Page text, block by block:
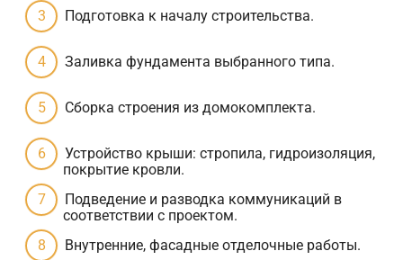
Подготовка к началу строительства.
Заливка фундамента выбранного типа.
Сборка строения из домокомплекта.
Устройство крыши: стропила, гидроизоляция,
покрытие кровли.
Подведение и разводка коммуникаций в
соответствии с проектом.
Внутренние, фасадные отделочные работы.